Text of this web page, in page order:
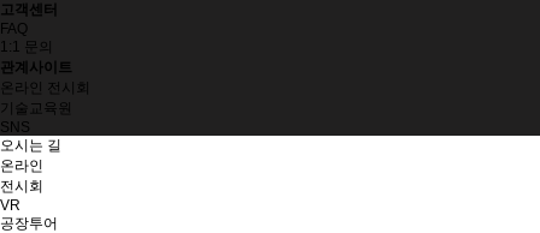
고객센터
FAQ
1:1 문의
관계사이트
온라인 전시회
기술교육원
SNS
오시는 길
온라인
전시회
VR
공장투어